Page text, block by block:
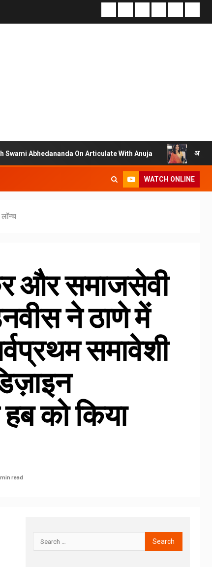
On Articulate With Anuja अनुजा सहाई के
WATCH ONLINE
और समाजसेवी
ने ठाणे में
समावेशी
को किया
min read